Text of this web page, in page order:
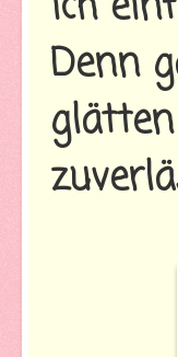
Denn